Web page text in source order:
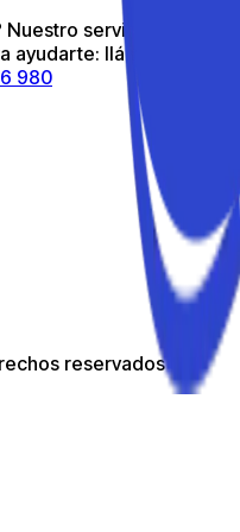
servicio de
ayudarte: llámanos
980
reservados